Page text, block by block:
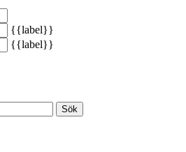
{{label}}
{{label}}